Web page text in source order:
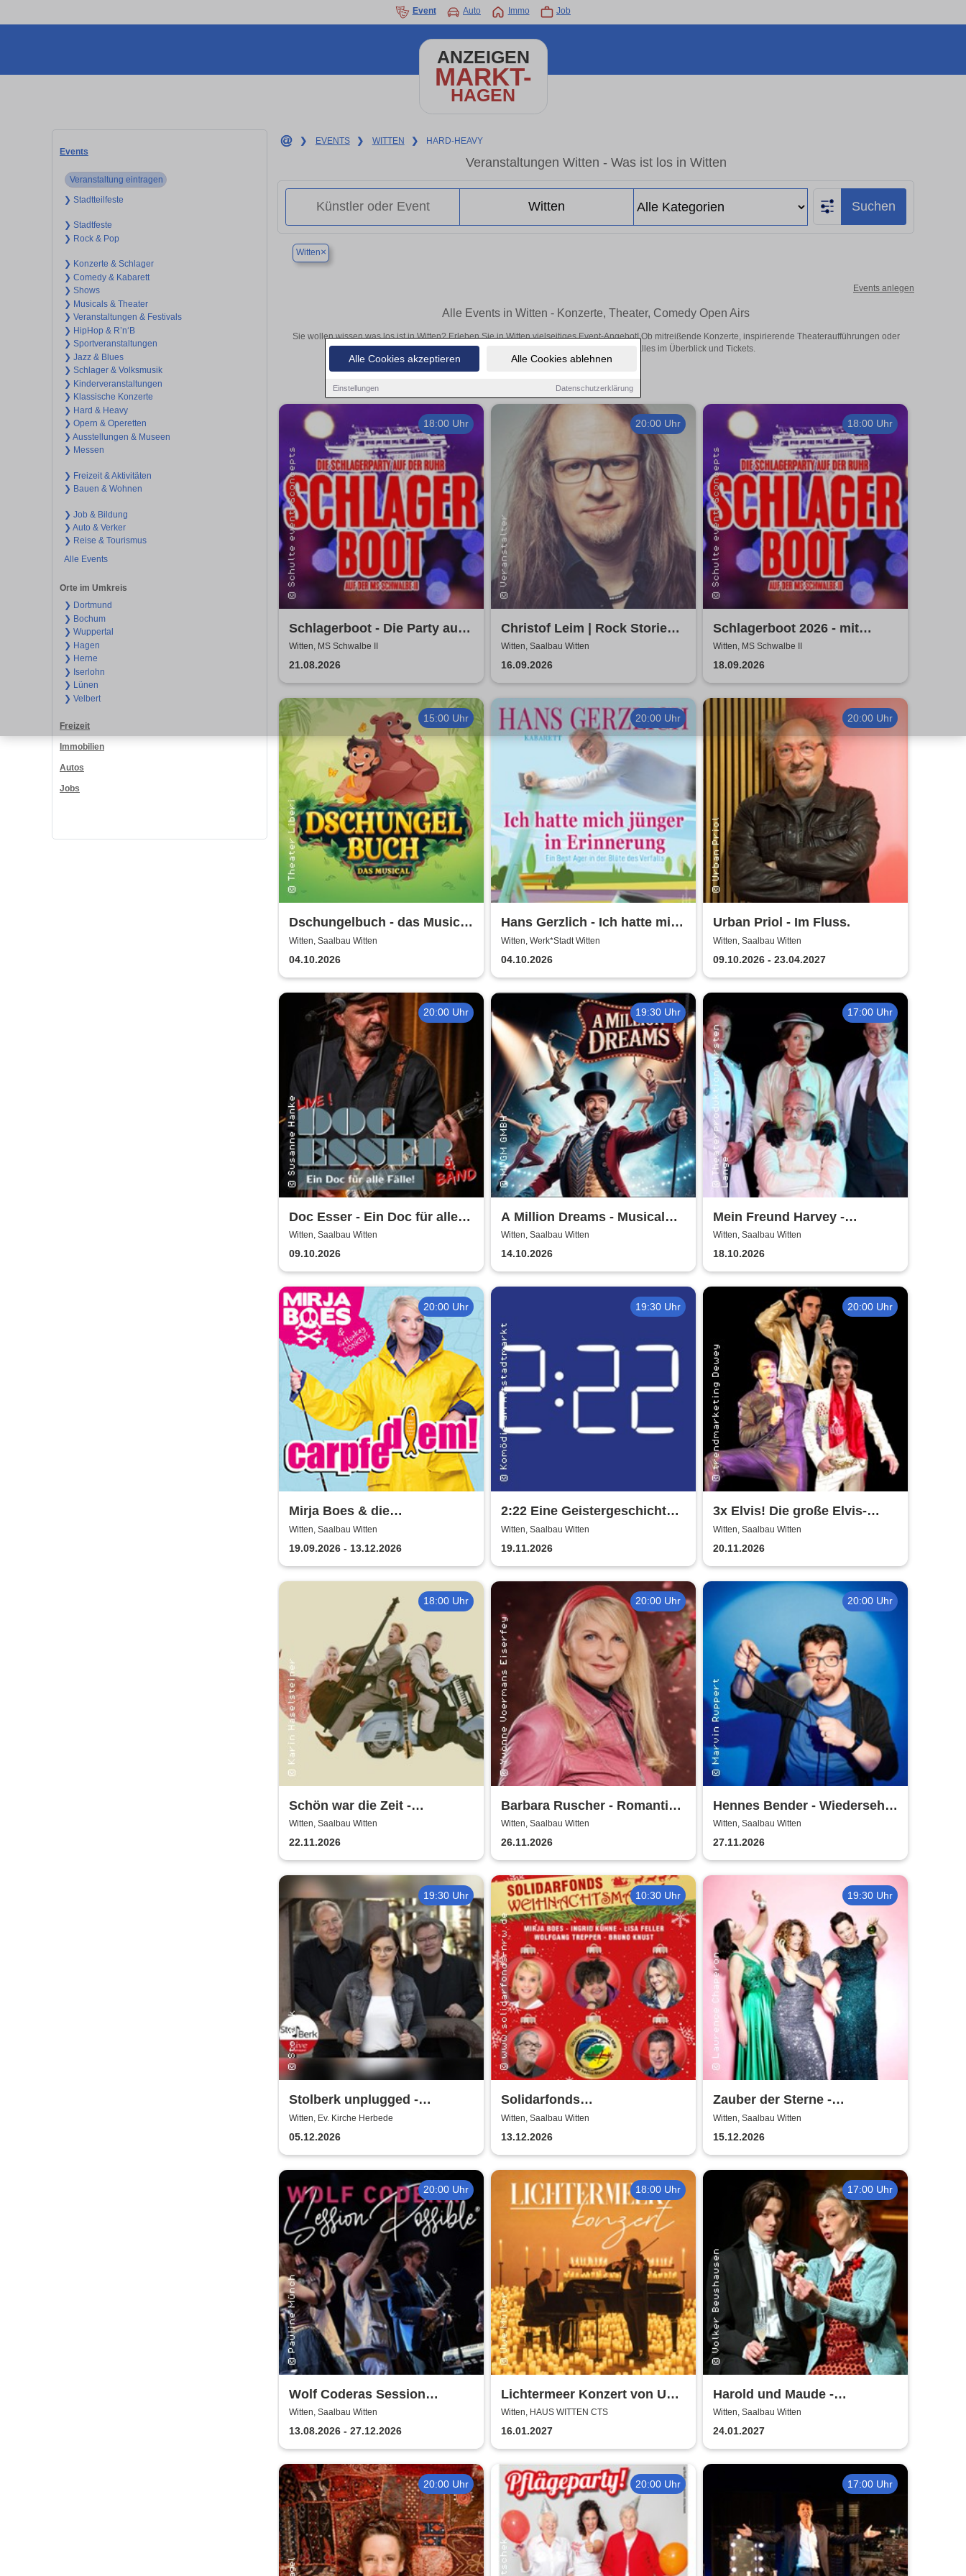
Alle Cookies akzeptieren Alle Cookies ablehnen
Einstellungen Datenschutzerklärung
Event Auto Immo Job
ANZEIGEN
MARKT-
HAGEN
Events
Veranstaltung eintragen
❯ Stadtteilfeste
❯ Stadtfeste
❯ Rock & Pop
❯ Konzerte & Schlager
❯ Comedy & Kabarett
❯ Shows
❯ Musicals & Theater
❯ Veranstaltungen & Festivals
❯ HipHop & R’n‘B
❯ Sportveranstaltungen
❯ Jazz & Blues
❯ Schlager & Volksmusik
❯ Kinderveranstaltungen
❯ Klassische Konzerte
❯ Hard & Heavy
❯ Opern & Operetten
❯ Ausstellungen & Museen
❯ Messen
❯ Freizeit & Aktivitäten
❯ Bauen & Wohnen
❯ Job & Bildung
❯ Auto & Verker
❯ Reise & Tourismus
Alle Events
Orte im Umkreis
❯ Dortmund
❯ Bochum
❯ Wuppertal
❯ Hagen
❯ Herne
❯ Iserlohn
❯ Lünen
❯ Velbert
Freizeit
Immobilien
Autos
Jobs
❯ EVENTS ❯ WITTEN ❯ HARD-HEAVY
Veranstaltungen Witten - Was ist los in Witten
Suchen
Witten×
Events anlegen
Alle Events in Witten - Konzerte, Theater, Comedy Open Airs
Sie wollen wissen was los ist in Witten? Erleben Sie in Witten vielseitiges Event-Angebot! Ob mitreißende Konzerte, inspirierende Theateraufführungen oder
aufregende Veranstaltungen in Witten – hier finden alles im Überblick und Tickets.
18:00 Uhr
Schlagerboot - Die Party auf
der Ruhr
Witten, MS Schwalbe II
21.08.2026
20:00 Uhr
Christof Leim | Rock Stories II
- neue Geschichten
Witten, Saalbau Witten
16.09.2026
18:00 Uhr
Schlagerboot 2026 - mit
Schlagerstar TIMO & DJ
Witten, MS Schwalbe II
18.09.2026
15:00 Uhr
Dschungelbuch - das Musical
| Theater Liberi
Witten, Saalbau Witten
04.10.2026
20:00 Uhr
Hans Gerzlich - Ich hatte mich
jünger in Erinnerung
Witten, Werk*Stadt Witten
04.10.2026
20:00 Uhr
Urban Priol - Im Fluss.
Witten, Saalbau Witten
09.10.2026 - 23.04.2027
20:00 Uhr
Doc Esser - Ein Doc für alle
Fälle
Witten, Saalbau Witten
09.10.2026
19:30 Uhr
A Million Dreams - Musical
Circus Show
Witten, Saalbau Witten
14.10.2026
17:00 Uhr
Mein Freund Harvey -
Theatergemeinde Volksbühne
Witten
Witten, Saalbau Witten
18.10.2026
20:00 Uhr
Mirja Boes & die
HonkeyDonkeys - carpfe
diem!
Witten, Saalbau Witten
19.09.2026 - 13.12.2026
19:30 Uhr
2:22 Eine Geistergeschichte -
Theatergemeinde Volksbühne
Witten
Witten, Saalbau Witten
19.11.2026
20:00 Uhr
3x Elvis! Die große Elvis-
Zeitreise! - Shaky Everett,
Oliver Steinhoff, Brian Troy
Witten, Saalbau Witten
20.11.2026
18:00 Uhr
Schön war die Zeit -
Theatergemeinde Volksbühne
Witten
Witten, Saalbau Witten
22.11.2026
20:00 Uhr
Barbara Ruscher - Romantik,
aber zack, zack!
Witten, Saalbau Witten
26.11.2026
20:00 Uhr
Hennes Bender - Wiedersehn
macht Freude
Witten, Saalbau Witten
27.11.2026
19:30 Uhr
Stolberk unplugged -
Weihnachtskonzert
Witten, Ev. Kirche Herbede
05.12.2026
10:30 Uhr
Solidarfonds
Weihnachtsmatinee - Das
Beste kommt zum Schluss
Feller-Trepper-Boes-Kühne-
Knust
Witten, Saalbau Witten
13.12.2026
19:30 Uhr
Zauber der Sterne -
Weihnachtskonzert |
Theatergemeinde Volksbühne
Witten
Witten, Saalbau Witten
15.12.2026
20:00 Uhr
Wolf Coderas Session
Possible
Witten, Saalbau Witten
13.08.2026 - 27.12.2026
18:00 Uhr
Lichtermeer Konzert von Uwe
Müller
Witten, HAUS WITTEN CTS
16.01.2027
17:00 Uhr
Harold und Maude -
Theatergemeinde Volksbühne
Witten
Witten, Saalbau Witten
24.01.2027
20:00 Uhr 20:00 Uhr 17:00 Uhr